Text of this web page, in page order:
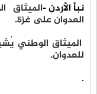
نبأ الأردن -الميثاق
العدوان على غزة.
الميثاق الوطني
للعدوان.
.